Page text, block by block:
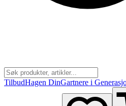
TilbudHagen DinGartnere i